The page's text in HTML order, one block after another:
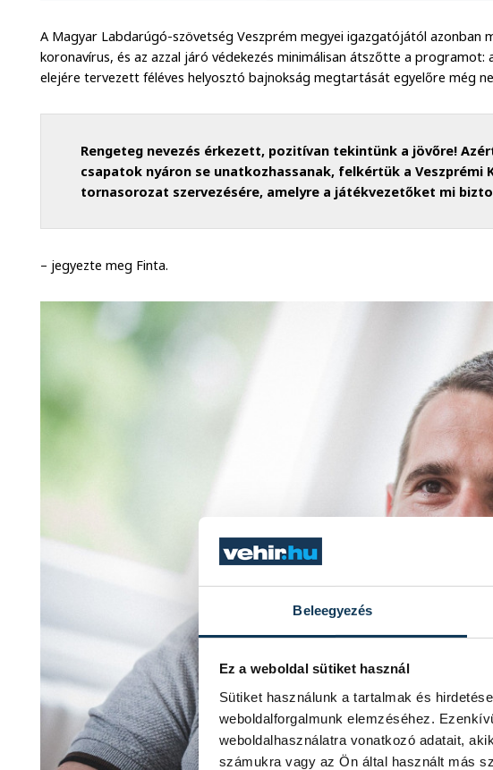
Beleegyezés
Ez a weboldal sütiket használ
Sütiket használunk a tartalmak és
weboldalforgalmunk elemzéséhez.
weboldalhasználatra vonatkozó adatait,
számukra vagy az Ön által használt más
A Magyar Labdarúgó-szövetség Veszprém megyei igazgatójától azonban
koronavírus, és az azzal járó védekezés minimálisan átszőtte a programot:
elejére tervezett féléves helyosztó bajnokság megtartását egyelőre még
Rengeteg nevezés érkezett, pozitívan tekintünk a jövőre!
csapatok nyáron se unatkozhassanak, felkértük a Veszprémi
tornasorozat szervezésére, amelyre a játékvezetőket mi
– jegyezte meg Finta.